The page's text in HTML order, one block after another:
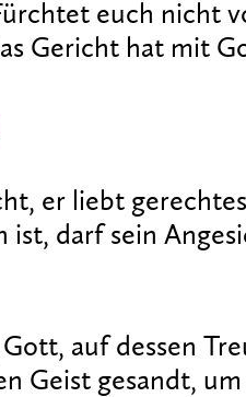
euch nicht
Gericht hat mit
er liebt
ist, darf sein
auf dessen
Geist gesandt,